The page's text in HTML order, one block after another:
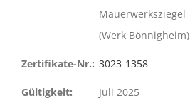
Mauerwerksziegel
(Werk Bönnigheim)
Zertifikate-Nr.: 3023-1358
Gültigkeit: Juli 2025